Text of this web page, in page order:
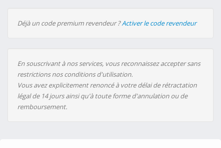
Déjà un code premium revendeur ?Activer le code revendeur
En souscrivant à nos services, vous reconnaissez accepter sans
restrictions nos conditions d'utilisation.
Vous avez explicitement renoncé à votre délai de rétractation
légal de 14 jours ainsi qu'à toute forme d'annulation ou de
remboursement.